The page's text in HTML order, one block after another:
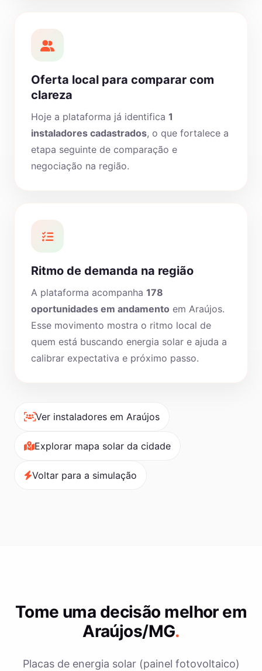
Oferta local para comparar com
clareza
Hoje a plataforma já identifica 1
instaladores cadastrados, o que fortalece a
etapa seguinte de comparação e
negociação na região.
Ritmo de demanda na região
A plataforma acompanha 178
oportunidades em andamento em Araújos.
Esse movimento mostra o ritmo local de
quem está buscando energia solar e ajuda a
calibrar expectativa e próximo passo.
Ver instaladores em Araújos
Explorar mapa solar da cidade
Voltar para a simulação
Tome uma decisão melhor em
Araújos/MG.
Placas de energia solar (painel fotovoltaico)